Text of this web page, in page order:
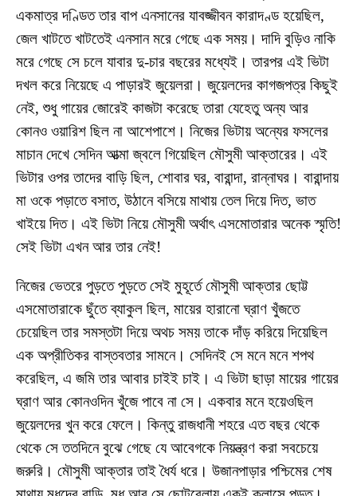
একমাত্র দণ্ডিত তার বাপ এনসানের যাবজ্জীবন কারাদণ্ড হয়েছিল,
জেল খাটতে খাটতেই এনসান মরে গেছে এক সময়। দাদি বুড়িও নাকি
মরে গেছে সে চলে যাবার দু-চার বছরের মধ্যেই। তারপর এই ভিটা
দখল করে নিয়েছে এ পাড়ারই জুয়েলরা। জুয়েলদের কাগজপত্র কিছুই
নেই, শুধু গায়ের জোরেই কাজটা করেছে তারা যেহেতু অন্য আর
কোনও ওয়ারিশ ছিল না আশেপাশে। নিজের ভিটায় অন্যের ফসলের
মাচান দেখে সেদিন আত্মা জ্বলে গিয়েছিল মৌসুমী আক্তারের। এই
ভিটার ওপর তাদের বাড়ি ছিল, শোবার ঘর, বারান্দা, রান্নাঘর। বারান্দায়
মা ওকে পড়াতে বসাত, উঠানে বসিয়ে মাথায় তেল দিয়ে দিত, ভাত
খাইয়ে দিত। এই ভিটা নিয়ে মৌসুমী অর্থাৎ এসমোতারার অনেক স্মৃতি!
সেই ভিটা এখন আর তার নেই!
নিজের ভেতরে পুড়তে পুড়তে সেই মুহূর্তে মৌসুমী আক্তার ছোট্ট
এসমোতারাকে ছুঁতে ব্যাকুল ছিল, মায়ের হারানো ঘ্রাণ ‍খুঁজতে
চেয়েছিল তার সমস্তটা দিয়ে অথচ সময় তাকে দাঁড় করিয়ে দিয়েছিল
এক অপ্রীতিকর বাস্তবতার সামনে। সেদিনই সে মনে মনে শপথ
করেছিল, এ জমি তার আবার চাইই চাই। এ ভিটা ছাড়া মায়ের গায়ের
ঘ্রাণ আর কোনওদিন খুঁজে পাবে না সে। একবার মনে হয়েওছিল
জুয়েলদের খুন করে ফেলে। কিন্তু রাজধানী শহরে এত বছর থেকে
থেকে সে ততদিনে বুঝে গেছে যে আবেগকে নিয়ন্ত্রণ করা সবচেয়ে
জরুরি। মৌসুমী আক্তার তাই ধৈর্য ধরে। উজানপাড়ার পশ্চিমের শেষ